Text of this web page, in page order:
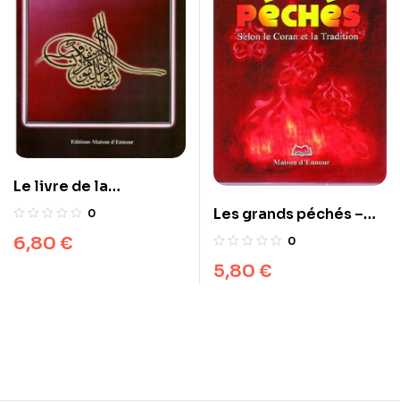
Le livre de la
méditation
0
6,80 €
Les grands péchés –
Selon le Coran et la
0
5,80 €